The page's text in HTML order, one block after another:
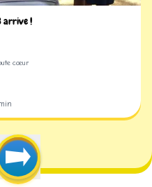
arrive !
cœur